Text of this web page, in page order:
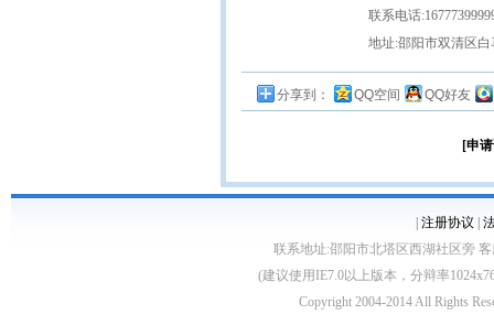
联系电话
地址:邵阳市双清区白
分享到： QQ空间 QQ好友
[申
注册协议
联系地址:邵阳市北塔区西湖社区旁 客
(建议使用IE7.0以上版本，分辩率
Copyright 2004-2014 All Rights